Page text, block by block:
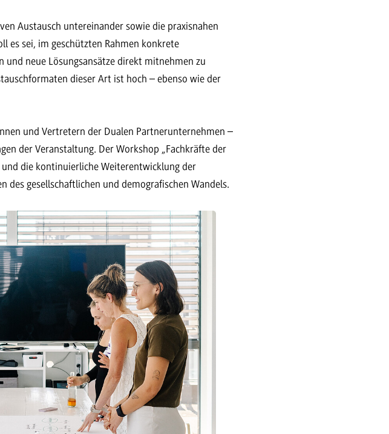
Austausch untereinander sowie die praxisnahen
es sei, im geschützten Rahmen konkrete
und neue Lösungsansätze direkt mitnehmen zu
dieser Art ist hoch – ebenso wie der
und Vertretern der Dualen Partnerunternehmen –
der Veranstaltung. Der Workshop „Fachkräfte der
die kontinuierliche Weiterentwicklung der
des gesellschaftlichen und demografischen Wandels.